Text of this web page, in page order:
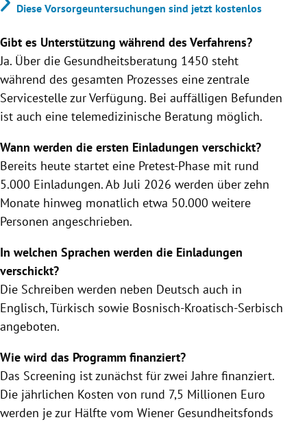
Diese Vorsorgeuntersuchungen sind jetzt kostenlos
Gibt es Unterstützung während des Verfahrens?
Ja. Über die Gesundheitsberatung 1450 steht
während des gesamten Prozesses eine zentrale
Servicestelle zur Verfügung. Bei auffälligen Befunden
ist auch eine telemedizinische Beratung möglich.
Wann werden die ersten Einladungen verschickt?
Bereits heute startet eine Pretest-Phase mit rund
5.000 Einladungen. Ab Juli 2026 werden über zehn
Monate hinweg monatlich etwa 50.000 weitere
Personen angeschrieben.
In welchen Sprachen werden die Einladungen
verschickt?
Die Schreiben werden neben Deutsch auch in
Englisch, Türkisch sowie Bosnisch-Kroatisch-Serbisch
angeboten.
Wie wird das Programm finanziert?
Das Screening ist zunächst für zwei Jahre finanziert.
Die jährlichen Kosten von rund 7,5 Millionen Euro
werden je zur Hälfte vom Wiener Gesundheitsfonds